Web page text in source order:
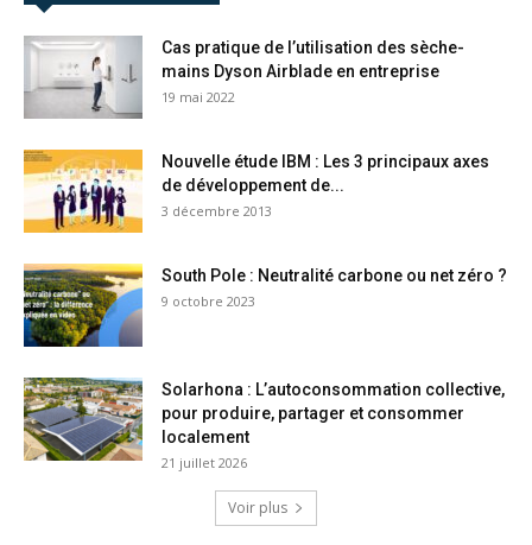
Cas pratique de l’utilisation des sèche-
mains Dyson Airblade en entreprise
19 mai 2022
Nouvelle étude IBM : Les 3 principaux axes
de développement de...
3 décembre 2013
South Pole : Neutralité carbone ou net zéro ?
9 octobre 2023
Solarhona : L’autoconsommation collective,
pour produire, partager et consommer
localement
21 juillet 2026
Voir plus